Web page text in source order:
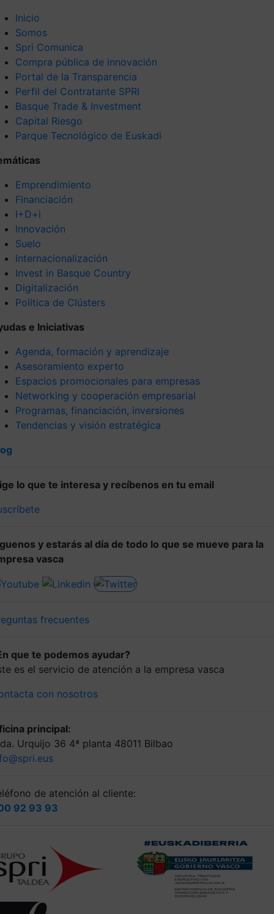
Inicio
Somos
Spri Comunica
Compra pública de innovación
Portal de la Transparencia
Perfil del Contratante SPRI
Basque Trade & Investment
Capital Riesgo
Parque Tecnológico de Euskadi
Emprendimiento
Financiación
I+D+i
Innovación
Suelo
Internacionalización
Invest in Basque Country
Digitalización
Política de Clústers
e Iniciativas
Agenda, formación y aprendizaje
Asesoramiento experto
Espacios promocionales para empresas
Networking y cooperación empresarial
Programas, financiación, inversiones
Tendencias y visión estratégica
lo que te interesa y recíbenos en tu email
y estarás al día de todo lo que se mueve para la
vasca
frecuentes
que te podemos ayudar?
es el servicio de atención a la empresa vasca
con nosotros
principal:
Urquijo 36 4ª planta 48011 Bilbao
de atención al cliente:
92 93 93